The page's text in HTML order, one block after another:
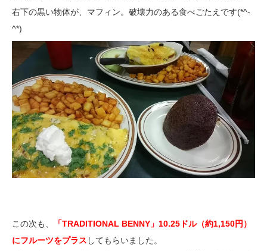
右下の黒い物体が、マフィン。破壊力のある食べごたえです(*^-
^*)
この次も、
「TRADITIONAL BENNY」10.25ドル（約1,150円）
にフルーツをプラス してもらいました。